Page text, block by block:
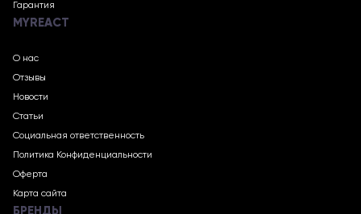
Гарантия
MYREACT
О нас
Отзывы
Новости
Статьи
Социальная ответственность
Политика Конфиденциальности
Оферта
Карта сайта
БРЕНДЫ